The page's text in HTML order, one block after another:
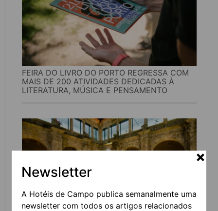
Newsletter
A Hotéis de Campo publica semanalmente uma
newsletter com todos os artigos relacionados
FEIRA DO LIVRO DO PORTO REGRESSA COM
MAIS DE 200 ATIVIDADES DEDICADAS À
LITERATURA, MÚSICA E PENSAMENTO